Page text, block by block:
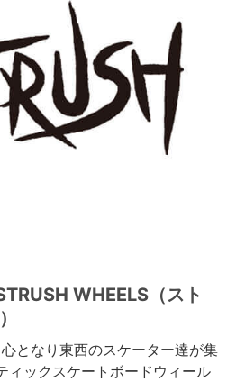
WHEELS（スト
となり東西のスケーター達が集
ィックスケートボードウィール